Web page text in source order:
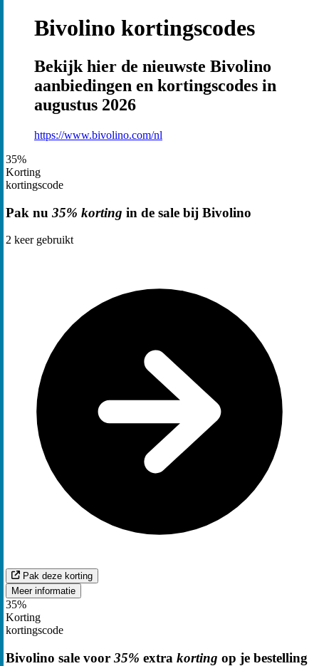
Bivolino kortingscodes
Bekijk hier de nieuwste Bivolino
aanbiedingen en kortingscodes in
augustus 2026
https://www.bivolino.com/nl
35%
Korting
kortingscode
Pak nu 35% korting in de sale bij Bivolino
2 keer gebruikt
Pak deze korting
Meer informatie
35%
Korting
kortingscode
Bivolino sale voor 35% extra korting op je bestelling